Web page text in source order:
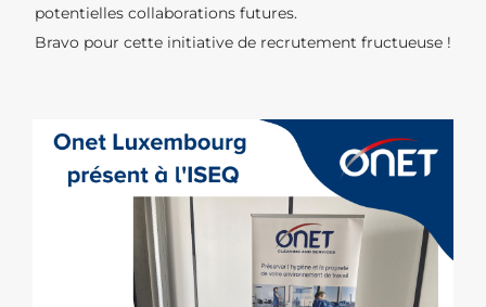
potentielles collaborations futures.
Bravo pour cette initiative de recrutement fructueuse !